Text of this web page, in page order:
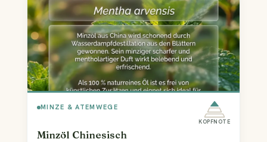
MINZE & ATEMWEGE
KOPFNOTE
Minzöl Chinesisch